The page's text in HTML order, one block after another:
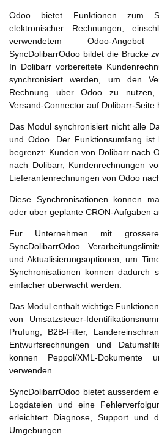
Odoo bietet Funktionen zum
elektronischer Rechnungen,
verwendetem Odoo-
SyncDolibarrOdoo bildet die Brucke
In Dolibarr vorbereitete
synchronisiert werden, um den
Rechnung uber Odoo zu nutzen,
Versand-Connector auf Dolibarr-Seite
Das Modul synchronisiert nicht alle
und Odoo. Der Funktionsumfang
begrenzt: Kunden von Dolibarr nach
nach Dolibarr, Kundenrechnungen
Lieferantenrechnungen von Odoo
Diese Synchronisationen konnen
oder uber geplante CRON-Aufgaben
Fur Unternehmen mit
SyncDolibarrOdoo
und Aktualisierungsoptionen, um
Synchronisationen konnen dadurch
einfacher uberwacht werden.
Das Modul enthalt wichtige
von Umsatzsteuer-
Prufung, B2B-Filter,
Entwurfsrechnungen und
konnen Peppol/XML-Dokumente
verwenden.
SyncDolibarrOdoo bietet ausserdem
Logdateien und eine
erleichtert Diagnose, Support und
Umgebungen.